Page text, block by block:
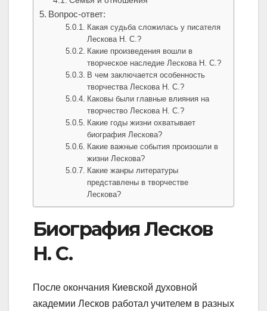
Вопрос-ответ:
Какая судьба сложилась у писателя
Лескова Н. С.?
Какие произведения вошли в
творческое наследие Лескова Н. С.?
В чем заключается особенность
творчества Лескова Н. С.?
Каковы были главные влияния на
творчество Лескова Н. С.?
Какие годы жизни охватывает
биография Лескова?
Какие важные события произошли в
жизни Лескова?
Какие жанры литературы
представлены в творчестве
Лескова?
Биография Лесков
Н. С.
После окончания Киевской духовной
академии Лесков работал учителем в разных